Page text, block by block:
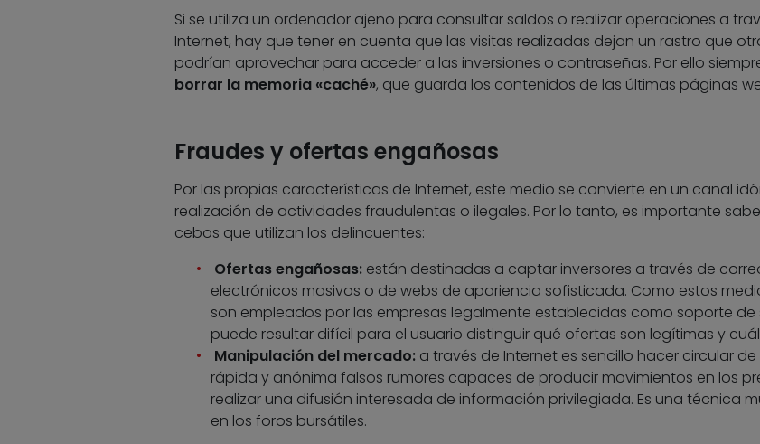
Si se utiliza un ordenador ajeno para consultar saldos o realizar operaciones a
Internet, hay que tener en cuenta que las visitas realizadas dejan un rastro que
podrían aprovechar para acceder a las inversiones o contraseñas. Por ello
borrar la memoria «caché», que guarda los contenidos de las últimas páginas
Fraudes y ofertas engañosas
Por las propias características de Internet, este medio se convierte en un canal
realización de actividades fraudulentas o ilegales. Por lo tanto, es importante
cebos que utilizan los delincuentes:
Ofertas engañosas:están destinadas a captar inversores a través de
electrónicos masivos o de webs de apariencia sofisticada. Como estos
son empleados por las empresas legalmente establecidas como soporte de
puede resultar difícil para el usuario distinguir qué ofertas son legítimas y
Manipulación del mercado:a través de Internet es sencillo hacer circular
rápida y anónima falsos rumores capaces de producir movimientos en los
realizar una difusión interesada de información privilegiada. Es una técnica
en los foros bursátiles.